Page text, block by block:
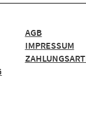
AGB
IMPRESSUM